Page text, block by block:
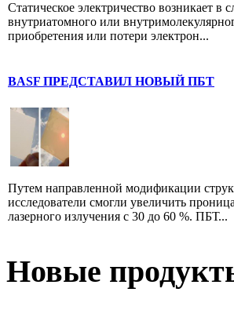
Статическое электричество возникает в
внутриатомного или
приобретения или потери электрон...
BASF ПРЕДСТАВИЛ НОВЫЙ ПБТ
Путем направленной модификации
исследователи смогли увеличить
лазерного излучения с 30 до 60 %. ПБТ...
Новые